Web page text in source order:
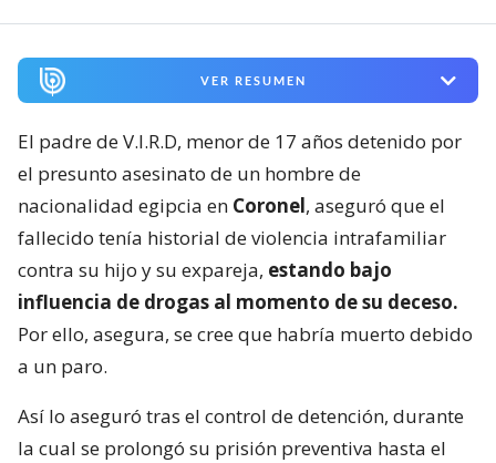
VER RESUMEN
El padre de V.I.R.D, menor de 17 años detenido por
el presunto asesinato de un hombre de
nacionalidad egipcia en Coronel, aseguró que el
fallecido tenía historial de violencia intrafamiliar
contra su hijo y su expareja, estando bajo
influencia de drogas al momento de su deceso.
Por ello, asegura, se cree que habría muerto debido
a un paro.
Así lo aseguró tras el control de detención, durante
la cual se prolongó su prisión preventiva hasta el